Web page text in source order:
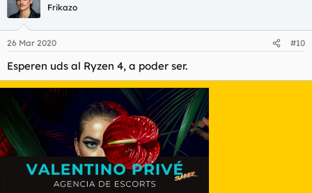
Frikazo
26 Mar 2020 #10
Esperen uds al Ryzen 4, a poder ser.